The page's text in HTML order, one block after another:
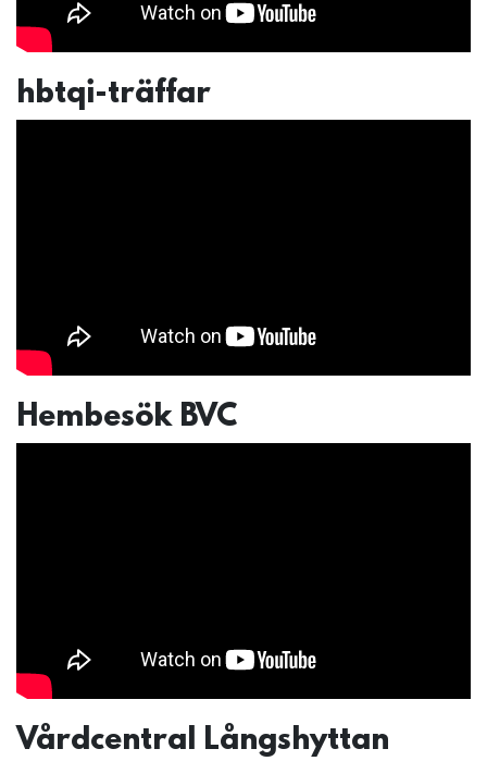
hbtqi-träffar
Hembesök BVC
Vårdcentral Långshyttan